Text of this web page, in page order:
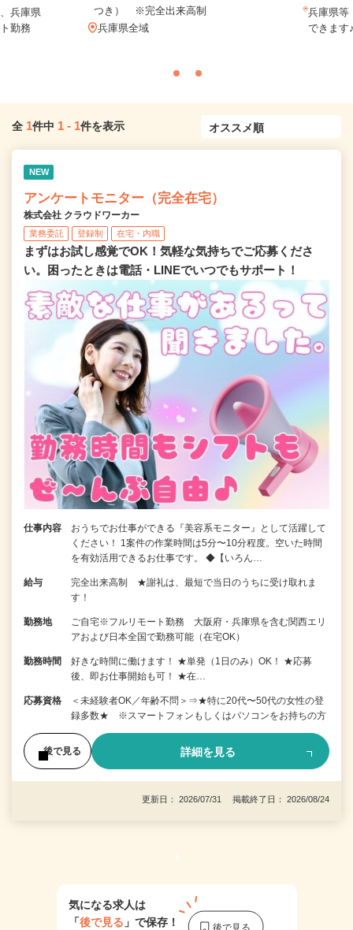
兵庫県
勤務
つき） ※完全出来高制
兵庫県全域
兵庫県等
できま
全 1件中 1 - 1件を表示
NEW
アンケートモニター（完全在宅）
株式会社 クラウドワーカー
業務委託 登録制 在宅・内職
まずはお試し感覚でOK！気軽な気持ちでご応募くださ
い。困ったときは電話・LINEでいつでもサポート！
仕事内容
おうちでお仕事ができる『美容系モニター』として活躍して
ください！ 1案件の作業時間は5分〜10分程度。空いた時間
を有効活用できるお仕事です。 ◆【いろん…
給与
完全出来高制 ★謝礼は、最短で当日のうちに受け取れま
す！
勤務地
ご自宅※フルリモート勤務 大阪府・兵庫県を含む関西エリ
アおよび日本全国で勤務可能（在宅OK）
勤務時間
好きな時間に働けます！ ★単発（1日のみ）OK！ ★応募
後、即お仕事開始も可！ ★在…
応募資格
＜未経験者OK／年齢不問＞⇒★特に20代〜50代の女性の登
録多数★ ※スマートフォンもしくはパソコンをお持ちの方
後で見る 詳細を見る
更新日： 2026/07/31 掲載終了日： 2026/08/24
1
気になる求人は
「後で見る 」で保存！